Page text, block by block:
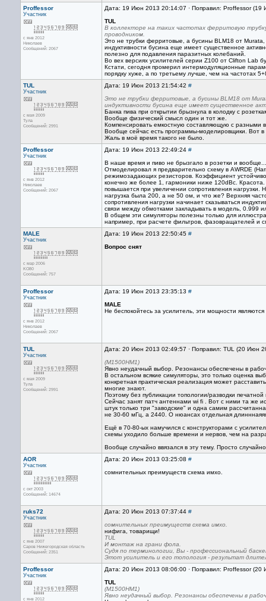
Proffessor
Участник
с янв 2012
Николаев
Сообщений: 2067
Дата: 19 Июн 2013 20:14:07 · Поправил: Proffessor
TUL
В коллекторе на таких частотах ферритовую
проводником.
Это не трубки ферритовые, а бусины BLM18 от
индуктивности бусина еще имеет существенное
полезно для подавления паразитных колебаний.
Во вех версиях усилителей серии Z100 от Clifton Lab
Кстати, сегодня промерил интермодуляционные
порядку хуже, а по третьему лучше, чем на частотах
TUL
Участник
с мая 2009
Тула
Сообщений: 2991
Дата: 19 Июн 2013 21:54:42 #
Это не трубки ферритовые, а бусины BLM18 от
индуктивности бусина еще имеет существенное
Банка пива при открытии брызнула в колодку с
Вообще физический смысл один и тот же.
Компенсировать емкостную составляющую с разными
Вообще сейчас есть программы-моделировщики. Вот
Жаль в моё время такого не было.
Proffessor
Участник
с янв 2012
Николаев
Сообщений: 2067
Дата: 19 Июн 2013 22:49:24 #
В наше время и пиво не брызгало в розетки и вообще...
Отмоделировал я предварительно схему в AWRDE
режимозадающих резисторов. Коэффициент
конечно же более 1, гармоники ниже 120dBc.
повышается при увеличении сопротивления
нагрузка была 200, а не 50 ом, и что же? Верхняя
сопротивления нагрузки начинает сказываться
связи между обмотками закладывать в модель, 0.999
В общем эти симуляторы полезны только для
например, при расчете фильтров, фазовращателей и
MALE
Участник
с мар 2006
KO80
Сообщений: 757
Дата: 19 Июн 2013 22:50:45 #
Вопрос снят
Proffessor
Участник
с янв 2012
Николаев
Сообщений: 2067
Дата: 19 Июн 2013 23:35:13 #
MALE
Не беспокойтесь за усилитель, эти мощности
TUL
Участник
с мая 2009
Тула
Сообщений: 2991
Дата: 20 Июн 2013 02:49:57 · Поправил: TUL (20 Июн
(М1500НМ1)
Явно неудачный выбор. Резонансы обеспечены в
В остальном всякие симуляторы, это только оценка
конкретная практическая реализация может
многие знают.
Поэтому без публикации топологии/разводки
Сейчас занят патч антеннами wi fi . Вот с ними та же
штук только три "заводские" и одна самим
не 30-60 мГц, а 2440. О нюансах отдельная
Ещё в 70-80-ых намучился с конструкторами с
схемы уходило больше времени и нервов, чем на
Вообще случайно ввязался в эту тему. Просто
AOR
Участник
с окт 2003
Сообщений: 14674
Дата: 20 Июн 2013 03:25:08 #
сомнительных преимуществ схема имхо.
ruks72
Участник
с янв 2007
Саров Нижегородская область
Сообщений: 2351
Дата: 20 Июн 2013 07:37:44 #
сомнительных преимуществ схема имхо.
нифига, товарищи!
TUL
И монтаж на грани фола.
Судя по терминологии, Вы - профессиональный
Этот усилитель и его топология - результат
Proffessor
Участник
с янв 2012
Дата: 20 Июн 2013 08:06:00 · Поправил: Proffessor
TUL
(М1500НМ1)
Явно неудачный выбор. Резонансы обеспечены в